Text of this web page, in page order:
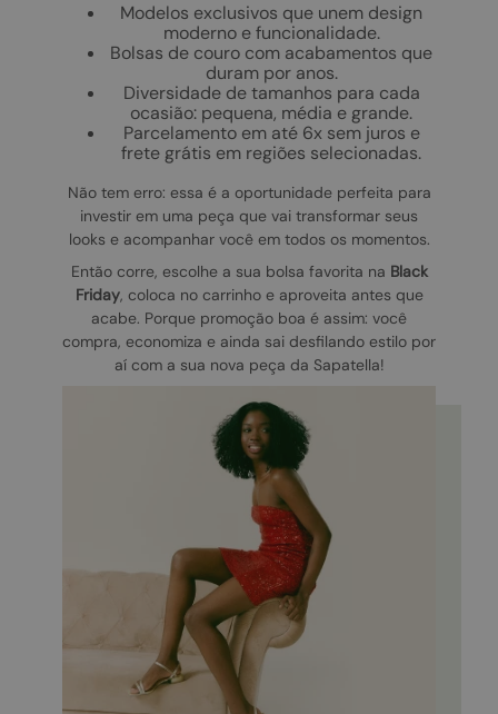
Modelos exclusivos que unem design
moderno e funcionalidade.
Bolsas de couro com acabamentos que
duram por anos.
Diversidade de tamanhos para cada
ocasião: pequena, média e grande.
Parcelamento em até 6x sem juros e
frete grátis em regiões selecionadas.
Não tem erro: essa é a oportunidade perfeita para
investir em uma peça que vai transformar seus
looks e acompanhar você em todos os momentos.
Então corre, escolhe a sua bolsa favorita na Black
Friday, coloca no carrinho e aproveita antes que
acabe. Porque promoção boa é assim: você
compra, economiza e ainda sai desfilando estilo por
aí com a sua nova peça da Sapatella!